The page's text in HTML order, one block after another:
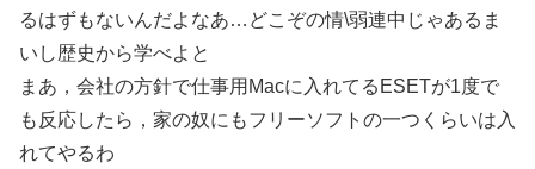
るはずもないんだよなあ…どこぞの情\弱連中じゃあるま
いし歴史から学べよと
まあ，会社の方針で仕事用Macに入れてるESETが1度で
も反応したら，家の奴にもフリーソフトの一つくらいは入
れてやるわ